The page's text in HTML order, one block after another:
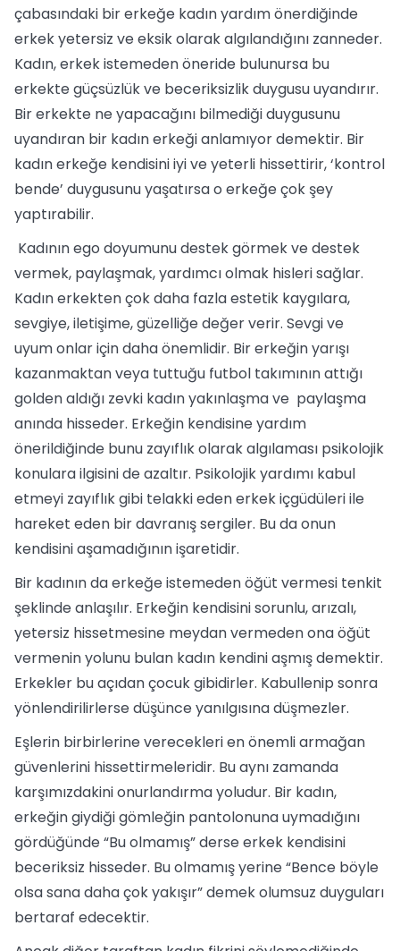
çabasındaki bir erkeğe kadın yardım önerdiğinde
erkek yetersiz ve eksik olarak algılandığını zanneder.
Kadın, erkek istemeden öneride bulunursa bu
erkekte güçsüzlük ve beceriksizlik duygusu uyandırır.
Bir erkekte ne yapacağını bilmediği duygusunu
uyandıran bir kadın erkeği anlamıyor demektir. Bir
kadın erkeğe kendisini iyi ve yeterli hissettirir, ‘kontrol
bende’ duygusunu yaşatırsa o erkeğe çok şey
yaptırabilir.
Kadının ego doyumunu destek görmek ve destek
vermek, paylaşmak, yardımcı olmak hisleri sağlar.
Kadın erkekten çok daha fazla estetik kaygılara,
sevgiye, iletişime, güzelliğe değer verir. Sevgi ve
uyum onlar için daha önemlidir. Bir erkeğin yarışı
kazanmaktan veya tuttuğu futbol takımının attığı
golden aldığı zevki kadın yakınlaşma ve paylaşma
anında hisseder. Erkeğin kendisine yardım
önerildiğinde bunu zayıflık olarak algılaması psikolojik
konulara ilgisini de azaltır. Psikolojik yardımı kabul
etmeyi zayıflık gibi telakki eden erkek içgüdüleri ile
hareket eden bir davranış sergiler. Bu da onun
kendisini aşamadığının işaretidir.
Bir kadının da erkeğe istemeden öğüt vermesi tenkit
şeklinde anlaşılır. Erkeğin kendisini sorunlu, arızalı,
yetersiz hissetmesine meydan vermeden ona öğüt
vermenin yolunu bulan kadın kendini aşmış demektir.
Erkekler bu açıdan çocuk gibidirler. Kabullenip sonra
yönlendirilirlerse düşünce yanılgısına düşmezler.
Eşlerin birbirlerine verecekleri en önemli armağan
güvenlerini hissettirmeleridir. Bu aynı zamanda
karşımızdakini onurlandırma yoludur. Bir kadın,
erkeğin giydiği gömleğin pantolonuna uymadığını
gördüğünde “Bu olmamış” derse erkek kendisini
beceriksiz hisseder. Bu olmamış yerine “Bence böyle
olsa sana daha çok yakışır” demek olumsuz duyguları
bertaraf edecektir.